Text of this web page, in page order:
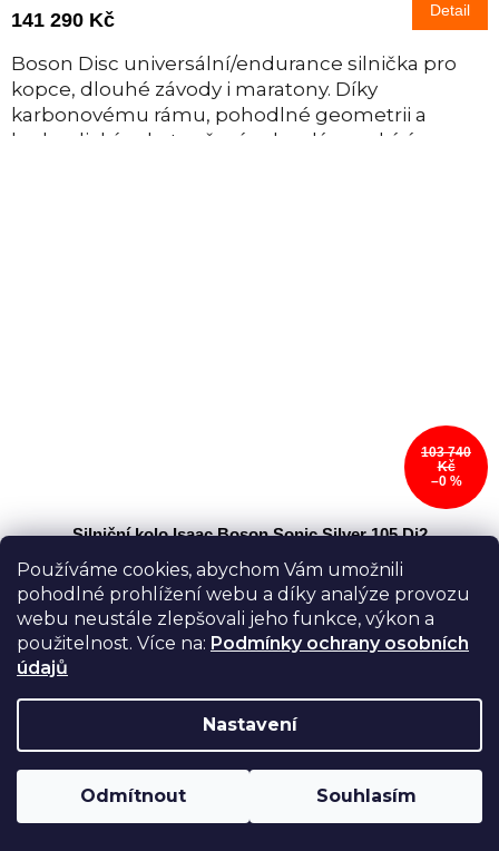
Používáme cookies, abychom Vám umožnili
pohodlné prohlížení webu a díky analýze provozu
webu neustále zlepšovali jeho funkce, výkon a
použitelnost. Více na: Podmínky ochrany osobních
údajů
Nastavení
Odmítnout Souhlasím
141 290 Kč Detail
Boson Disc universální/endurance silnička pro
kopce, dlouhé závody i maratony. Díky
karbonovému rámu, pohodlné geometrii a
hydraulickým kotoučovým brzdám nabízí
103 740
Kč
–0 %
Silniční kolo Isaac Boson Sonic Silver 105 Di2
Skladem
103 096,50 Kč Detail
Boson Disc universální/endurance silnička pro
kopce, dlouhé závody i maratony. Díky
karbonovému rámu, pohodlné geometrii a
hydraulickým kotoučovým brzdám nabízí
maximální...